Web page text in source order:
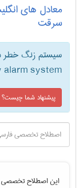
معادل های
سرقت
سیستم زنگ
alarm system
پیشنهاد شما چیست؟
این اصطلاح تخصصی